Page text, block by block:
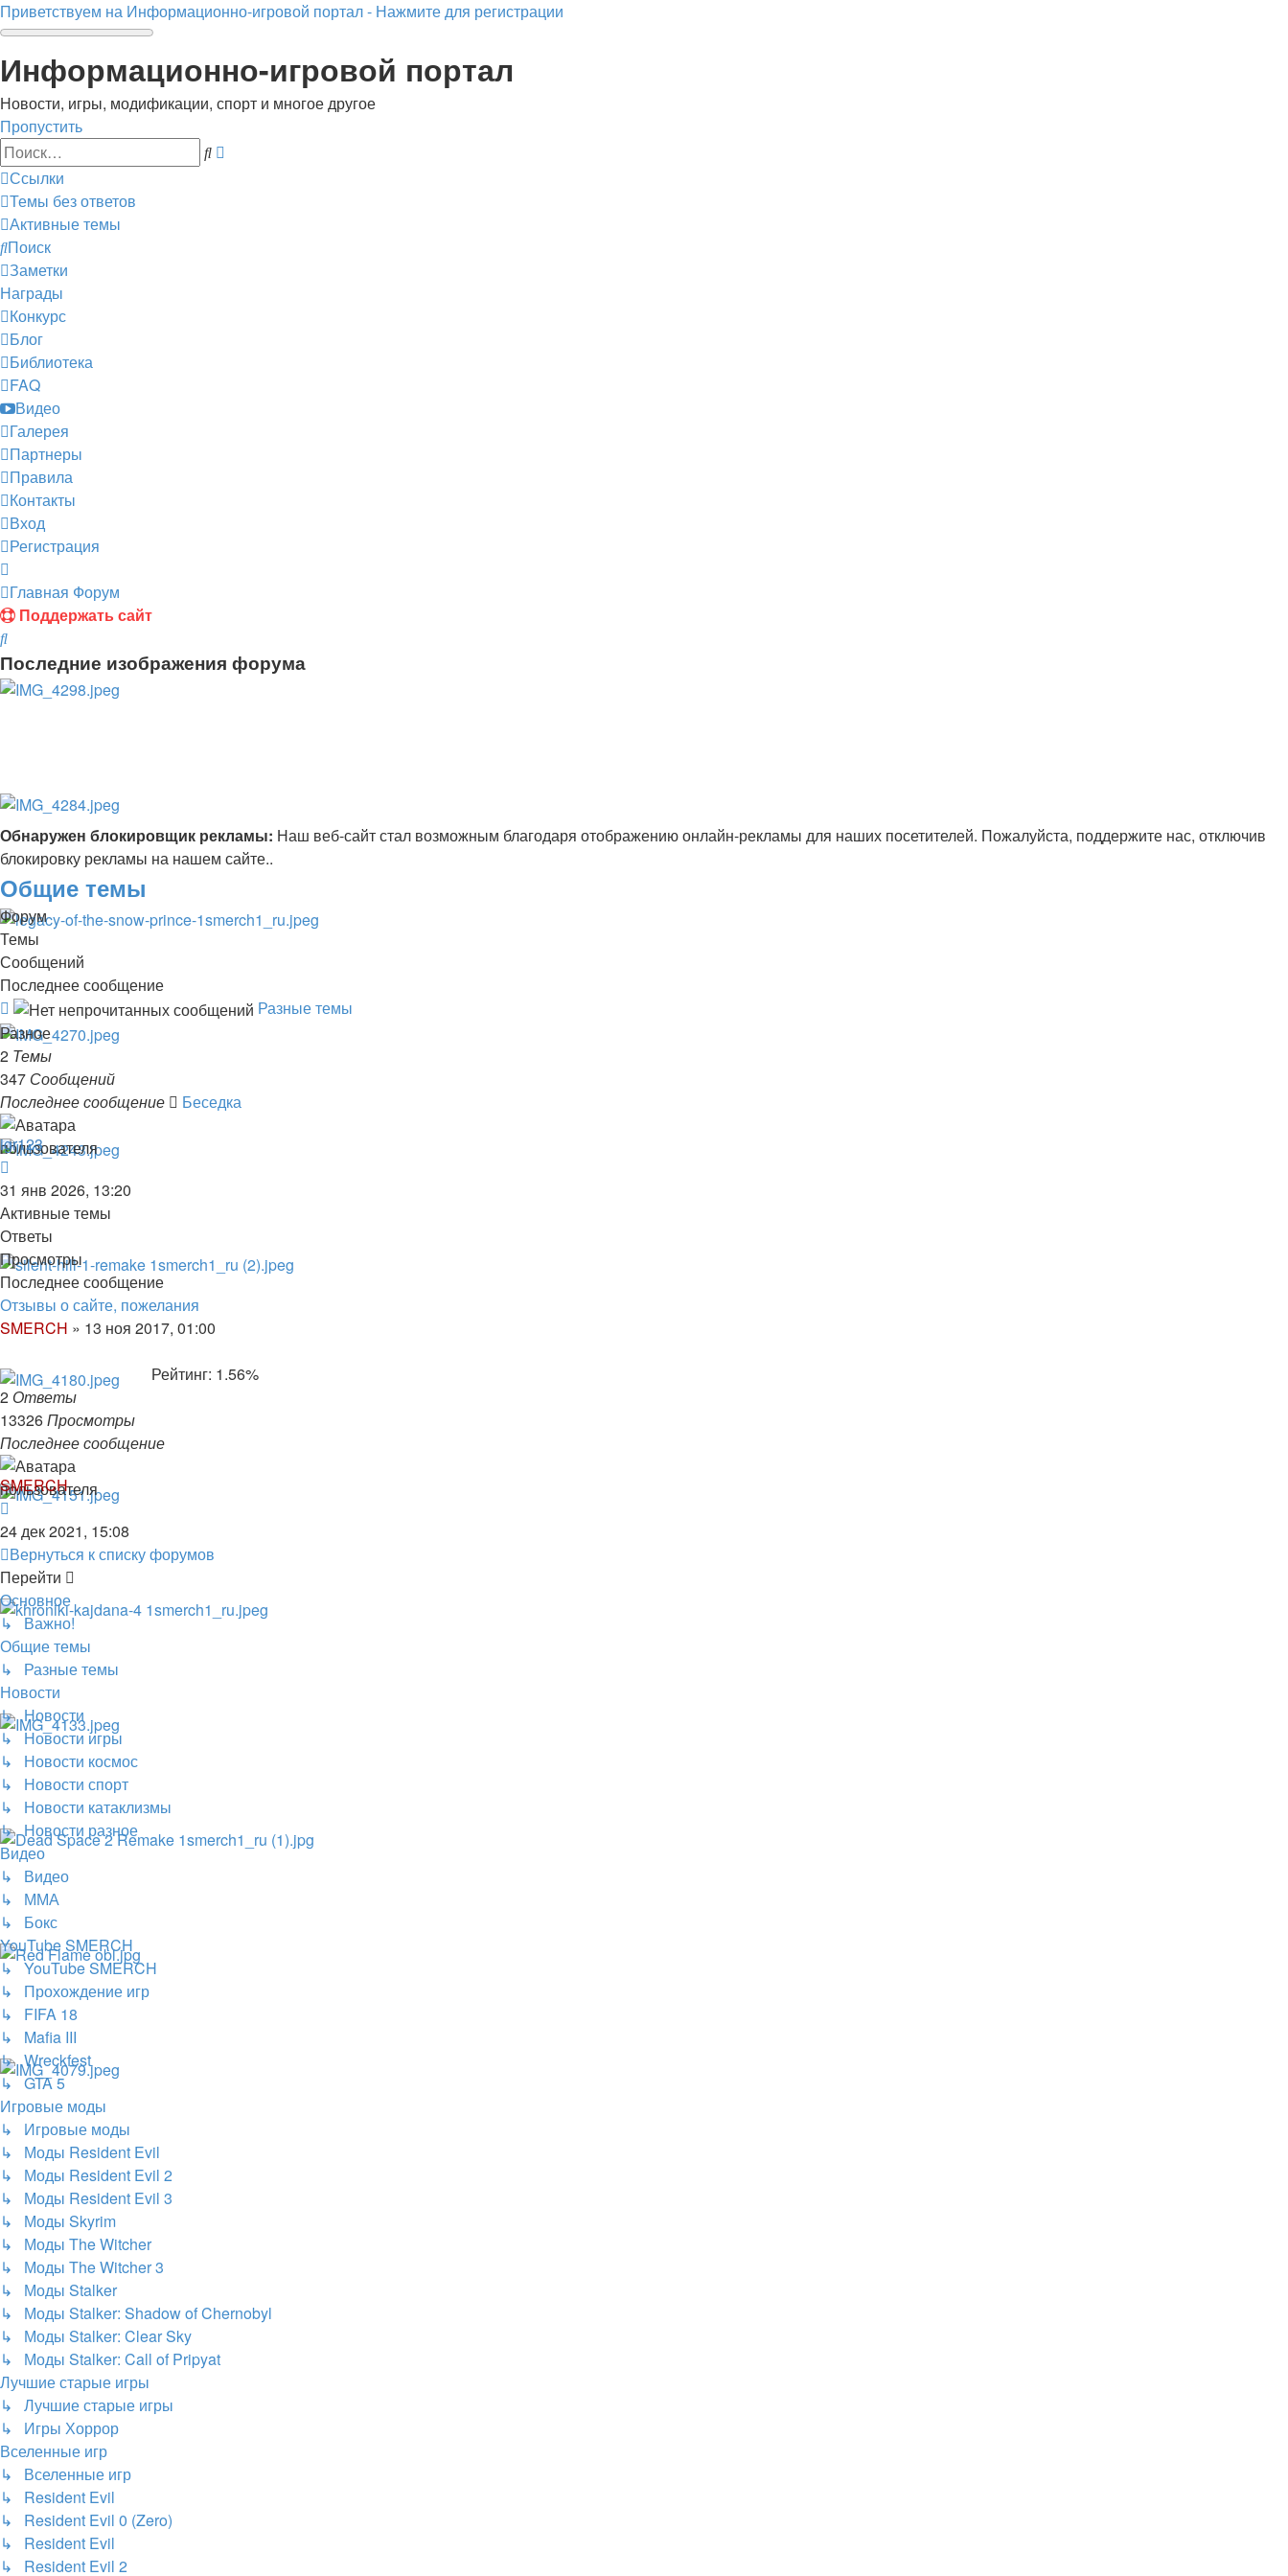
Приветствуем на Информационно-игровой портал - Нажмите для регистрации
Информационно-игровой портал
Новости, игры, модификации, спорт и многое другое
Пропустить
Поиск
Ссылки
Темы без ответов
Активные темы
Поиск
Заметки
Награды
Конкурс
Блог
Библиотека
FAQ
Видео
Галерея
Партнеры
Правила
Контакты
Вход
Регистрация
Главная Форум
Поддержать сайт
Поиск
Последние изображения форума
Обнаружен блокировщик рекламы: Наш веб-сайт стал возможным благодаря отображению онлайн-рекламы для наших посетителей. Пожалуйста, поддержите нас, отключив
блокировку рекламы на нашем сайте..
Общие темы
Форум
Темы
Сообщений
Последнее сообщение
Канал
-
Разные
темы
Разные темы
Разное
2 Темы
347 Сообщений
Последнее сообщение
Беседка
igr123
Перейти
к
последнему
сообщению
31 янв 2026, 13:20
Активные темы
Ответы
Просмотры
Последнее сообщение
Отзывы о сайте, пожелания
SMERCH » 13 ноя 2017, 01:00
Рейтинг: 1.56%
2 Ответы
13326Просмотры
Последнее сообщение
SMERCH
24 дек 2021, 15:08
Вернуться к списку форумов
Перейти
Основное
↳ Важно!
Общие темы
↳ Разные темы
Новости
↳ Новости
↳ Новости игры
↳ Новости космос
↳ Новости спорт
↳ Новости катаклизмы
↳ Новости разное
Видео
↳ Видео
↳ ММА
↳ Бокс
YouTube SMERCH
↳ YouTube SMERCH
↳ Прохождение игр
↳ FIFA 18
↳ Mafia III
↳ Wreckfest
↳ GTA 5
Игровые моды
↳ Игровые моды
↳ Моды Resident Evil
↳ Моды Resident Evil 2
↳ Моды Resident Evil 3
↳ Моды Skyrim
↳ Моды The Witcher
↳ Моды The Witcher 3
↳ Моды Stalker
↳ Моды Stalker: Shadow of Chernobyl
↳ Моды Stalker: Clear Sky
↳ Моды Stalker: Call of Pripyat
Лучшие старые игры
↳ Лучшие старые игры
↳ Игры Хоррор
Вселенные игр
↳ Вселенные игр
↳ Resident Evil
↳ Resident Evil 0 (Zero)
↳ Resident Evil
↳ Resident Evil 2